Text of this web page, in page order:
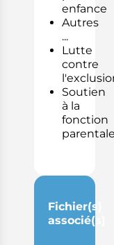
enfance
Autres
...
Lutte
contre
Soutien
à la
fonction
Fichier(s)
associé(s)